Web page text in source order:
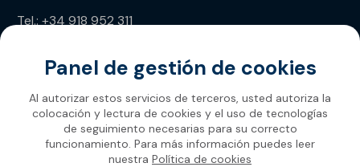
Tel.: +34 918 952 311
Panel de gestión de cookies
Al autorizar estos servicios de terceros, usted autoriza la
colocación y lectura de cookies y el uso de tecnologías
de seguimiento necesarias para su correcto
funcionamiento. Para más información puedes leer
nuestra Política de cookies